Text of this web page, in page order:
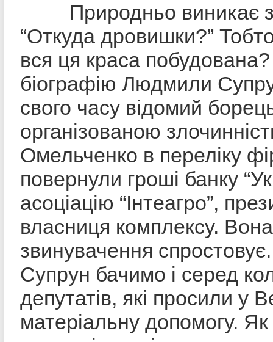
Природньо виникає
“Откуда дровишки?”
вся ця краса
біографію Людмили
свого часу відомий
організованою
Омельченко в переліку
повернули гроші банку
асоціацію “Інтеагро”,
власниця комплексу. Вона
звинувачення
Супрун бачимо і серед
депутатів, які просили у
матеріальну допомогу.